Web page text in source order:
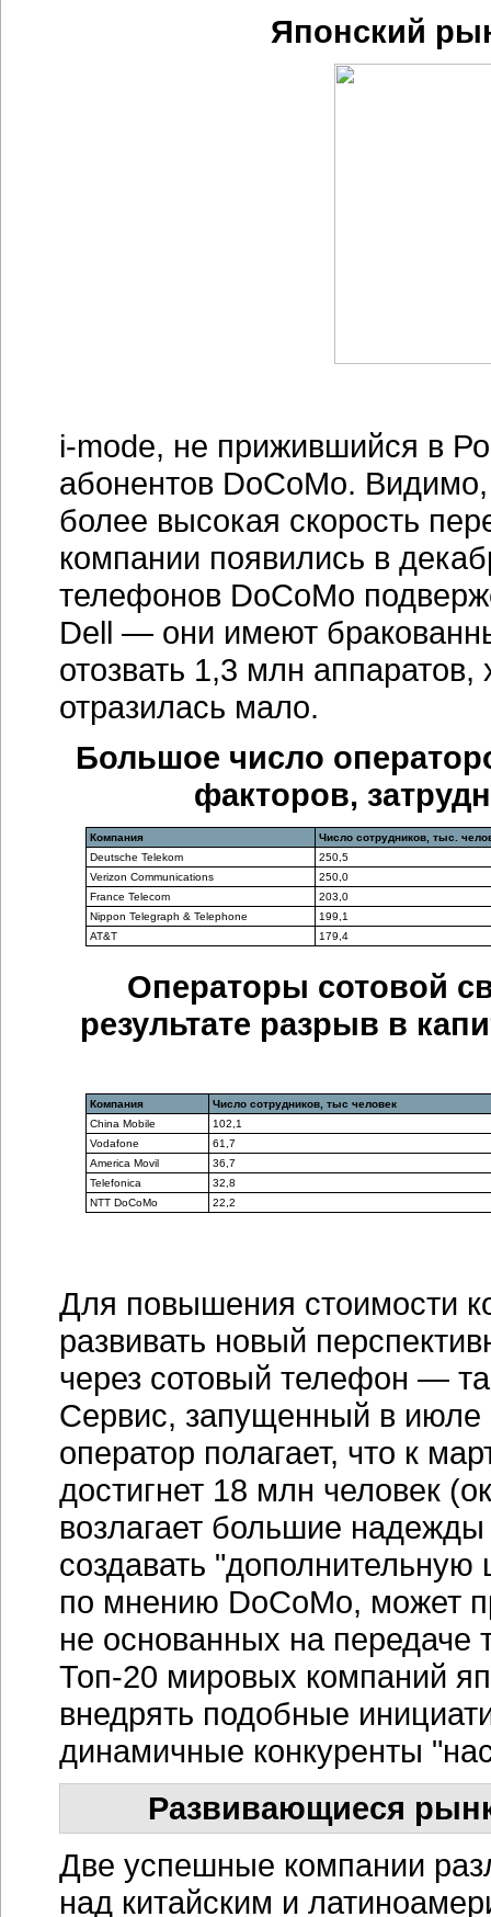
Японский
i-mode, не прижившийся в
абонентов DoCoMo.
более высокая скорость
компании появились в
телефонов DoCoMo
Dell — они имеют
отозвать 1,3 млн
отразилась мало.
Большое число
факторов,
Компания
Число сотрудников, тыс.
Deutsche Telekom
250,5
Verizon Communications
250,0
France Telecom
203,0
Nippon Telegraph & Telephone
199,1
AT&T
179,4
Операторы сотовой
результате разрыв в
Компания
Число сотрудников, тыс человек
China Mobile
102,1
Vodafone
61,7
America Movil
36,7
Telefonica
32,8
NTT DoCoMo
22,2
Для повышения стоимости
развивать новый
через сотовый телефон —
Сервис, запущенный в июле
оператор полагает, что к
достигнет 18 млн человек
возлагает большие
создавать
по мнению DoCoMo, может
не основанных на
Топ-20 мировых компаний
внедрять подобные
динамичные конкуренты
Развивающиеся
Две успешные компании
над китайским и